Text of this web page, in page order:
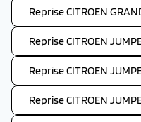
Reprise CITROEN
Reprise CITROEN
Reprise CITROEN
Reprise CITROEN